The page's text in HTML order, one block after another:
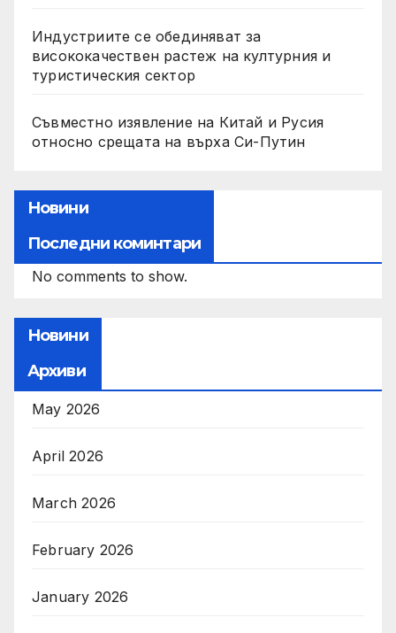
Индустриите се обединяват за
висококачествен растеж на културния и
туристическия сектор
Съвместно изявление на Китай и Русия
относно срещата на върха Си-Путин
Новини
Последни коминтари
No comments to show.
Новини
Архиви
May 2026
April 2026
March 2026
February 2026
January 2026